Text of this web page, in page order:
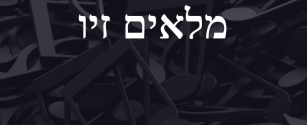
מלאים זיו